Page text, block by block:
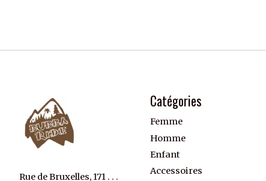
Rue de Bruxelles, 171 . . .
Catégories
Femme
Homme
Enfant
Accessoires